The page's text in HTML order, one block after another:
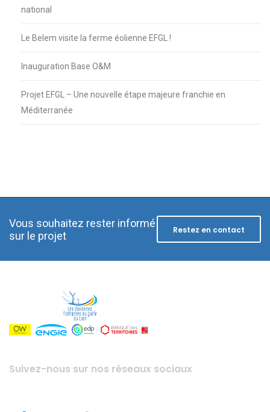
national
Le Belem visite la ferme éolienne EFGL !
Inauguration Base O&M
Projet EFGL – Une nouvelle étape majeure franchie en
Méditerranée
Vous souhaitez rester informé
sur le projet
Restez en contact
Suivez-nous sur nos réseaux sociaux